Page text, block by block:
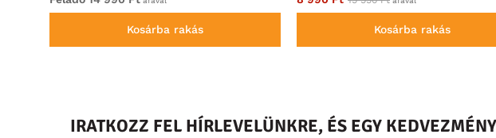
Kosárba rakás Kosárba rakás
IRATKOZZ FEL HÍRLEVELÜNKRE, ÉS EGY